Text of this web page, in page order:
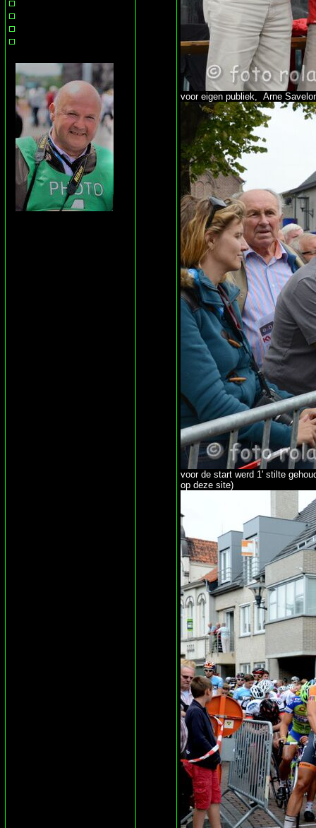
voor eigen publiek, Arne
voor de start werd 1' stilte
op deze site)